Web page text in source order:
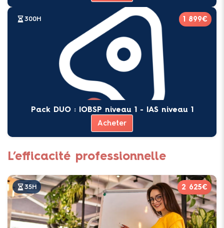
300H 1 899€
Pack DUO : IOBSP niveau 1 - IAS niveau 1
Acheter
L’efficacité professionnelle
35H 2 625€